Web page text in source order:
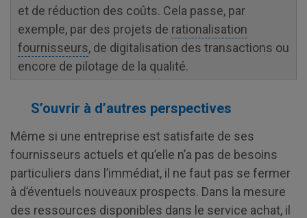
et de réduction des coûts. Cela passe, par
exemple, par des projets de rationalisation
fournisseurs, de digitalisation des transactions ou
encore de pilotage de la qualité.
S’ouvrir à d’autres perspectives
Même si une entreprise est satisfaite de ses
fournisseurs actuels et qu’elle n’a pas de besoins
particuliers dans l’immédiat, il ne faut pas se fermer
à d’éventuels nouveaux prospects. Dans la mesure
des ressources disponibles dans le service achat, il